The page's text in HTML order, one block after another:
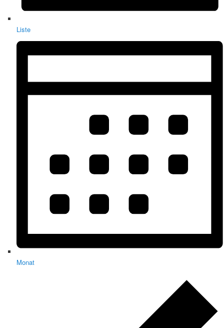
Liste
Monat